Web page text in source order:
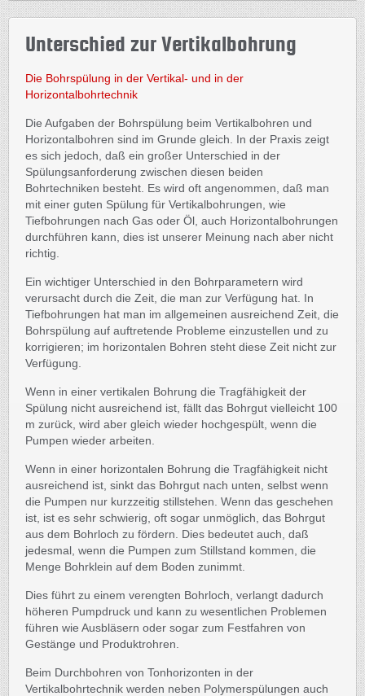
Unterschied zur Vertikalbohrung
Die Bohrspülung in der Vertikal- und in der
Horizontalbohrtechnik
Die Aufgaben der Bohrspülung beim Vertikalbohren und
Horizontalbohren sind im Grunde gleich. In der Praxis zeigt
es sich jedoch, daß ein großer Unterschied in der
Spülungsanforderung zwischen diesen beiden
Bohrtechniken besteht. Es wird oft angenommen, daß man
mit einer guten Spülung für Vertikalbohrungen, wie
Tiefbohrungen nach Gas oder Öl, auch Horizontalbohrungen
durchführen kann, dies ist unserer Meinung nach aber nicht
richtig.
Ein wichtiger Unterschied in den Bohrparametern wird
verursacht durch die Zeit, die man zur Verfügung hat. In
Tiefbohrungen hat man im allgemeinen ausreichend Zeit, die
Bohrspülung auf auftretende Probleme einzustellen und zu
korrigieren; im horizontalen Bohren steht diese Zeit nicht zur
Verfügung.
Wenn in einer vertikalen Bohrung die Tragfähigkeit der
Spülung nicht ausreichend ist, fällt das Bohrgut vielleicht 100
m zurück, wird aber gleich wieder hochgespült, wenn die
Pumpen wieder arbeiten.
Wenn in einer horizontalen Bohrung die Tragfähigkeit nicht
ausreichend ist, sinkt das Bohrgut nach unten, selbst wenn
die Pumpen nur kurzzeitig stillstehen. Wenn das geschehen
ist, ist es sehr schwierig, oft sogar unmöglich, das Bohrgut
aus dem Bohrloch zu fördern. Dies bedeutet auch, daß
jedesmal, wenn die Pumpen zum Stillstand kommen, die
Menge Bohrklein auf dem Boden zunimmt.
Dies führt zu einem verengten Bohrloch, verlangt dadurch
höheren Pumpdruck und kann zu wesentlichen Problemen
führen wie Ausbläsern oder sogar zum Festfahren von
Gestänge und Produktrohren.
Beim Durchbohren von Tonhorizonten in der
Vertikalbohrtechnik werden neben Polymerspülungen auch